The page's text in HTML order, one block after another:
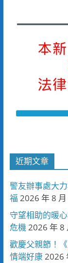
近期文章
警友辦事處大
福 2026 年 8 月
守望相助的暖
危機2026 年 8
歡慶父親節！
情端好康2026